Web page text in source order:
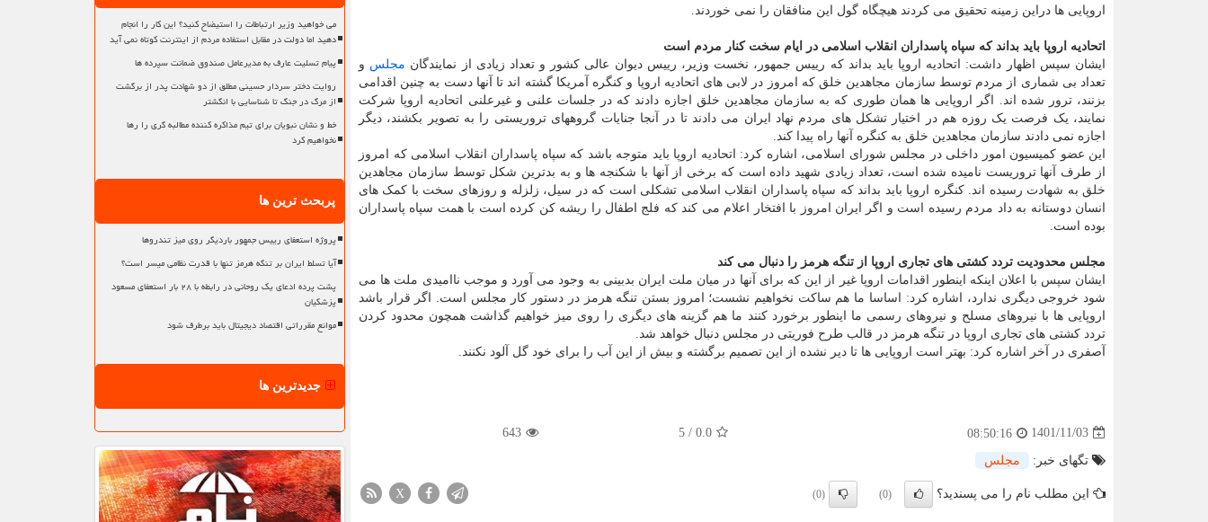
اروپایی ها دراین زمینه تحقیق می کردند هیچگاه گول این منافقان را نمی خوردند.
اتحادیه اروپا باید بداند که سپاه پاسداران انقلاب اسلامی در ایام سخت کنار مردم است
ایشان سپس اظهار داشت: اتحادیه اروپا باید بداند که رییس جمهور، نخست وزیر، رییس دیوان عالی کشور و تعداد زیادی از نمایندگان مجلس و
تعداد بی شماری از مردم توسط سازمان مجاهدین خلق که امروز در لابی های اتحادیه اروپا و کنگره آمریکا گشته اند تا آنها دست به چنین اقدامی
بزنند، ترور شده اند. اگر اروپایی ها همان طوری که به سازمان مجاهدین خلق اجازه دادند که در جلسات علنی و غیرعلنی اتحادیه اروپا شرکت
نمایند، یک فرصت یک روزه هم در اختیار تشکل های مردم نهاد ایران می دادند تا در آنجا جنایات گروههای تروریستی را به تصویر بکشند، دیگر
اجازه نمی دادند سازمان مجاهدین خلق به کنگره آنها راه پیدا کند.
این عضو کمیسیون امور داخلی در مجلس شورای اسلامی، اشاره کرد: اتحادیه اروپا باید متوجه باشد که سپاه پاسداران انقلاب اسلامی که امروز
از طرف آنها تروریست نامیده شده است، تعداد زیادی شهید داده است که برخی از آنها با شکنجه ها و به بدترین شکل توسط سازمان مجاهدین
خلق به شهادت رسیده اند. کنگره اروپا باید بداند که سپاه پاسداران انقلاب اسلامی تشکلی است که در سیل، زلزله و روزهای سخت با کمک های
انسان دوستانه به داد مردم رسیده است و اگر ایران امروز با افتخار اعلام می کند که فلج اطفال را ریشه کن کرده است با همت سپاه پاسداران
بوده است.
مجلس محدودیت تردد کشتی های تجاری اروپا از تنگه هرمز را دنبال می کند
ایشان سپس با اعلان اینکه اینطور اقدامات اروپا غیر از این که برای آنها در میان ملت ایران بدبینی به وجود می آورد و موجب ناامیدی ملت ها می
شود خروجی دیگری ندارد، اشاره کرد: اساسا ما هم ساکت نخواهیم نشست؛ امروز بستن تنگه هرمز در دستور کار مجلس است. اگر قرار باشد
اروپایی ها با نیروهای مسلح و نیروهای رسمی ما اینطور برخورد کنند ما هم گزینه های دیگری را روی میز خواهیم گذاشت همچون محدود کردن
تردد کشتی های تجاری اروپا در تنگه هرمز در قالب طرح فوریتی در مجلس دنبال خواهد شد.
آصفری در آخر اشاره کرد: بهتر است اروپایی ها تا دیر نشده از این تصمیم برگشته و بیش از این آب را برای خود گل آلود نکنند.
1401/11/03
08:50:16
0.0
/
5
643
تگهای خبر: مجلس
این مطلب نام را می پسندید؟ (0)
(0)
X
می خواهید وزیر ارتباطات را استیضاح کنید؟ این کار را انجام
دهید اما دولت در مقابل استفاده مردم از اینترنت کوتاه نمی آید
پیام تسلیت عارف به مدیرعامل صندوق ضمانت سپرده ها
روایت دختر سردار حسینی مطلق از دو شهادت پدر از برگشت
از مرگ در جنگ تا شناسایی با انگشتر
خط و نشان نبویان برای تیم مذاکره کننده مطالبه گری را رها
نخواهیم کرد
پربحث ترین ها
پروژه استعفای رییس جمهور باردیگر روی میز تندروها
آیا تسلط ایران بر تنگه هرمز تنها با قدرت نظامی میسر است؟
پشت پرده ادعای یک روحانی در رابطه با ۲۸ بار استعفای مسعود
پزشکیان
موانع مقرراتی اقتصاد دیجیتال باید برطرف شود
جدیدترین ها